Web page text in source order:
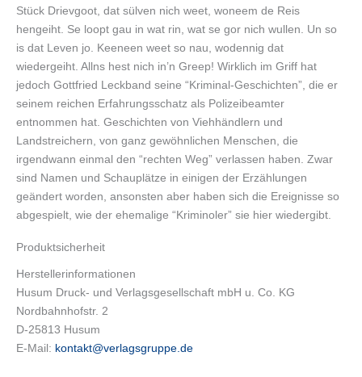
Stück Drievgoot, dat sülven nich weet, woneem de Reis
hengeiht. Se loopt gau in wat rin, wat se gor nich wullen. Un so
is dat Leven jo. Keeneen weet so nau, wodennig dat
wiedergeiht. Allns hest nich in’n Greep! Wirklich im Griff hat
jedoch Gottfried Leckband seine “Kriminal-Geschichten”, die er
seinem reichen Erfahrungsschatz als Polizeibeamter
entnommen hat. Geschichten von Viehhändlern und
Landstreichern, von ganz gewöhnlichen Menschen, die
irgendwann einmal den “rechten Weg” verlassen haben. Zwar
sind Namen und Schauplätze in einigen der Erzählungen
geändert worden, ansonsten aber haben sich die Ereignisse so
abgespielt, wie der ehemalige “Kriminoler” sie hier wiedergibt.
Produktsicherheit
Herstellerinformationen
Husum Druck- und Verlagsgesellschaft mbH u. Co. KG
Nordbahnhofstr. 2
D-25813 Husum
E-Mail: kontakt@verlagsgruppe.de